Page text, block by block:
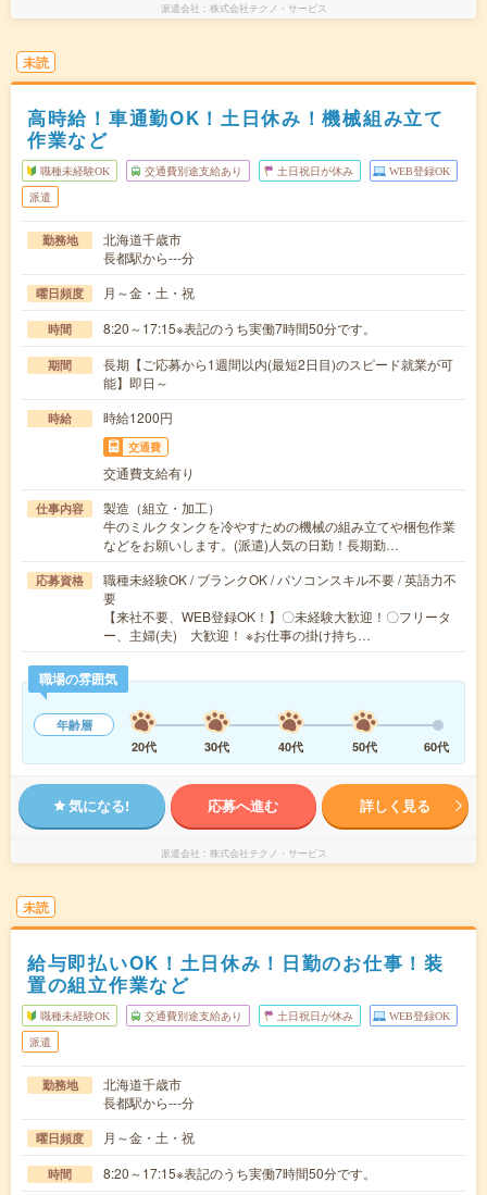
派遣会社 株式会社テクノ・サービス
未読
高時給！車通勤OK！土日休み！機械組み立て
作業など
職種未経験OK 交通費別途支給あり 土日祝日が休み WEB登録OK
派遣
勤務地
北海道千歳市
長都駅から---分
曜日頻度 月～金・土・祝
時間 8:20～17:15※表記のうち実働7時間50分です。
期間
長期【ご応募から1週間以内(最短2日目)のスピード就業が可
能】即日～
時給 時給1200円
交通費
交通費支給有り
仕事内容
製造（組立・加工）
牛のミルクタンクを冷やすための機械の組み立てや梱包作業
などをお願いします。(派遣)人気の日勤！長期勤…
応募資格
職種未経験OK / ブランクOK / パソコンスキル不要 / 英語力不
要
【来社不要、WEB登録OK！】〇未経験大歓迎！〇フリータ
ー、主婦(夫) 大歓迎！ ※お仕事の掛け持ち…
職場の雰囲気
年齢層
20代
30代 40代 50代 60代
気になる! 応募へ進む 詳しく見る
派遣会社 株式会社テクノ・サービス
未読
給与即払いOK！土日休み！日勤のお仕事！装
置の組立作業など
職種未経験OK 交通費別途支給あり 土日祝日が休み WEB登録OK
派遣
勤務地
北海道千歳市
長都駅から---分
曜日頻度 月～金・土・祝
時間 8:20～17:15※表記のうち実働7時間50分です。